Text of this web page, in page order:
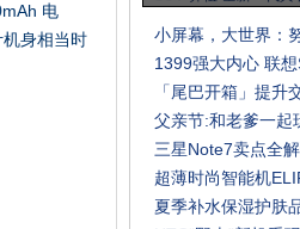
电
身相当时
小屏幕，大世界：
1399强大内心 联
「尾巴开箱」提升
父亲节:和老爹一起
三星Note7卖点全
超薄时尚智能机
夏季补水保湿护肤